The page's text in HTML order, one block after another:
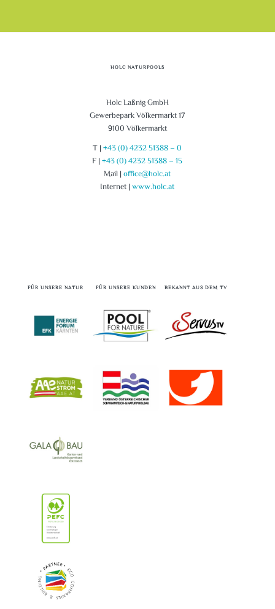
HOLC NATURPOOLS
Holc Laßnig GmbH
Gewerbepark Völkermarkt 17
9100 Völkermarkt
T |+43 (0) 4232 51388 – 0
F |+43 (0) 4232 51388 – 15
Mail |office@holc.at
Internet |www.holc.at
FÜR UNSERE NATUR FÜR UNSERE KUNDEN BEKANNT AUS DEM TV